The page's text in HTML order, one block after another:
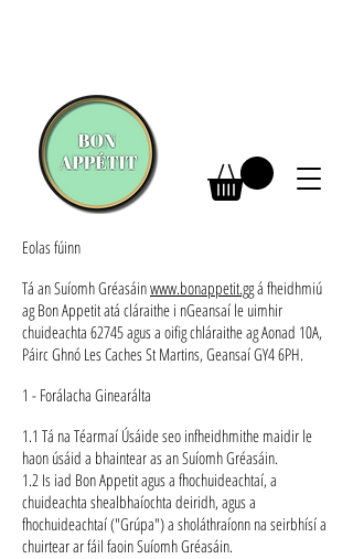
Eolas fúinn
Tá an Suíomh Gréasáinwww.bonappetit.ggá fheidhmiú
ag Bon Appetit atá cláraithe i nGeansaí le uimhir
chuideachta 62745 agus a oifig chláraithe ag Aonad 10A,
Páirc Ghnó Les Caches St Martins, Geansaí GY4 6PH.
1 - Forálacha Ginearálta
1.1 Tá na Téarmaí Úsáide seo infheidhmithe maidir le
haon úsáid a bhaintear as an Suíomh Gréasáin.
1.2 Is iad Bon Appetit agus a fhochuideachtaí, a
chuideachta shealbhaíochta deiridh, agus a
fhochuideachtaí ("Grúpa") a sholáthraíonn na seirbhísí a
chuirtear ar fáil faoin Suíomh Gréasáin.